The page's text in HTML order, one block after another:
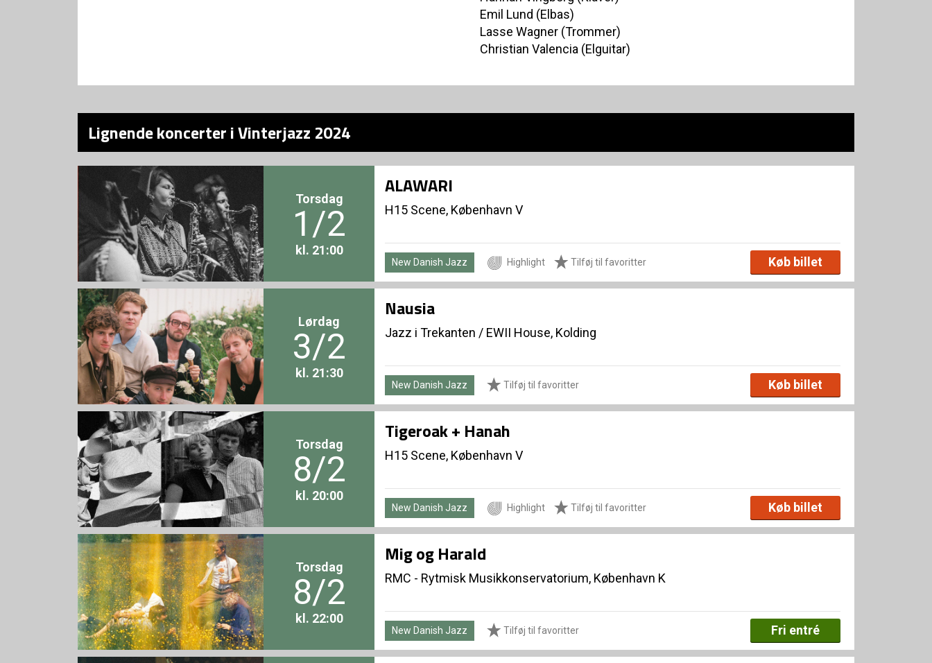
Emil Lund (Elbas)
Lasse Wagner (Trommer)
Christian Valencia (Elguitar)
Lignende koncerter i Vinterjazz 2024
Torsdag
1/2
kl. 21:00
ALAWARI
H15 Scene, København V
New Danish Jazz Highlight Tilføj til favoritter Køb billet
Lørdag
3/2
kl. 21:30
Nausia
Jazz i Trekanten / EWII House, Kolding
New Danish Jazz Tilføj til favoritter Køb billet
Torsdag
8/2
kl. 20:00
Tigeroak + Hanah
H15 Scene, København V
New Danish Jazz Highlight Tilføj til favoritter Køb billet
Torsdag
8/2
kl. 22:00
Mig og Harald
RMC - Rytmisk Musikkonservatorium, København K
New Danish Jazz Tilføj til favoritter Fri entré